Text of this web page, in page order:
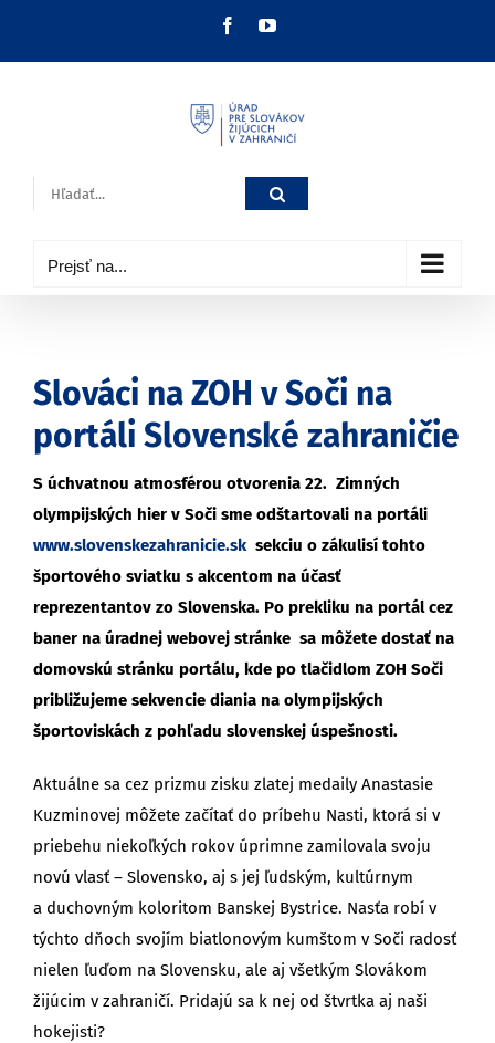
FacebookYouTube
Hľadať:
Prejsť na...
Slováci na ZOH v Soči na
portáli Slovenské zahraničie
S úchvatnou atmosférou otvorenia 22. Zimných
olympijských hier v Soči sme odštartovali na portáli
www.slovenskezahranicie.sk sekciu o zákulisí tohto
športového sviatku s akcentom na účasť
reprezentantov zo Slovenska. Po prekliku na portál cez
baner na úradnej webovej stránke sa môžete dostať na
domovskú stránku portálu, kde po tlačidlom ZOH Soči
približujeme sekvencie diania na olympijských
športoviskách z pohľadu slovenskej úspešnosti.
Aktuálne sa cez prizmu zisku zlatej medaily Anastasie
Kuzminovej môžete začítať do príbehu Nasti, ktorá si v
priebehu niekoľkých rokov úprimne zamilovala svoju
novú vlasť – Slovensko, aj s jej ľudským, kultúrnym
a duchovným koloritom Banskej Bystrice. Nasťa robí v
týchto dňoch svojím biatlonovým kumštom v Soči radosť
nielen ľuďom na Slovensku, ale aj všetkým Slovákom
žijúcim v zahraničí. Pridajú sa k nej od štvrtka aj naši
hokejisti?